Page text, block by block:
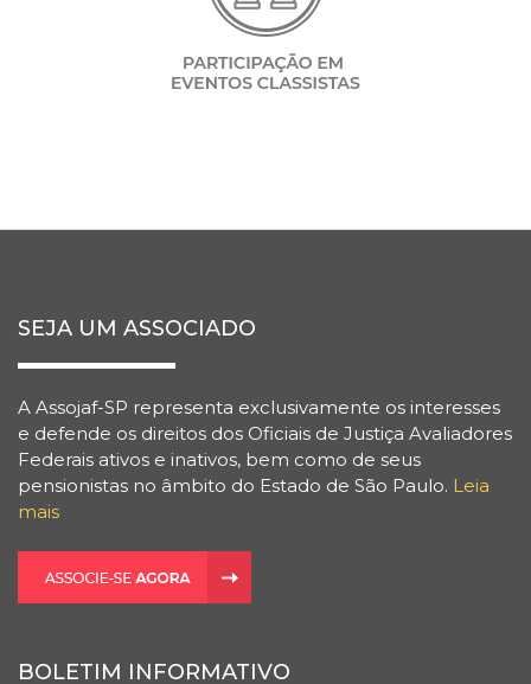
SEJA UM ASSOCIADO
A Assojaf-SP representa exclusivamente os interesses
e defende os direitos dos Oficiais de Justiça Avaliadores
Federais ativos e inativos, bem como de seus
pensionistas no âmbito do Estado de São Paulo. Leia
mais
BOLETIM INFORMATIVO